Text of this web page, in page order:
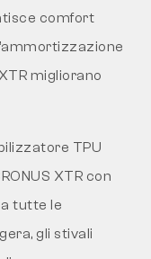
comfort
migliorano
TPU
XTR con
tutte le
gli stivali